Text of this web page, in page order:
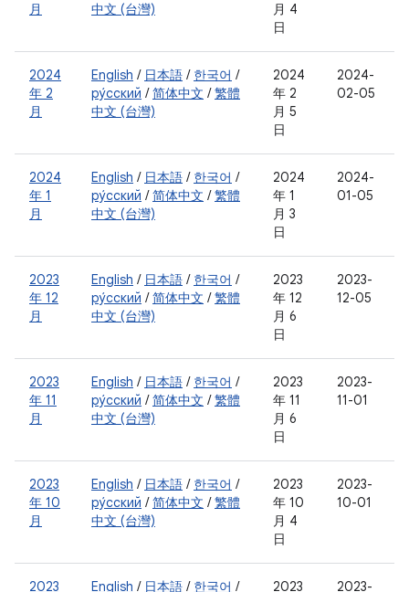
月
中文 (台灣)
月 4
日
2024
年 2
月
English / 日本語 / 한국어 /
ру́сский /简体中文 /繁體
中文 (台灣)
2024
年 2
月 5
日
2024-
02-05
2024
年 1
月
English / 日本語 / 한국어 /
ру́сский /简体中文 /繁體
中文 (台灣)
2024
年 1
月 3
日
2024-
01-05
2023
年 12
月
English / 日本語 / 한국어 /
ру́сский /简体中文 /繁體
中文 (台灣)
2023
年 12
月 6
日
2023-
12-05
2023
年 11
月
English / 日本語 / 한국어 /
ру́сский /简体中文 /繁體
中文 (台灣)
2023
年 11
月 6
日
2023-
11-01
2023
年 10
月
English / 日本語 / 한국어 /
ру́сский /简体中文 /繁體
中文 (台灣)
2023
年 10
月 4
日
2023-
10-01
2023
English / 日本語 / 한국어 /
2023
2023-